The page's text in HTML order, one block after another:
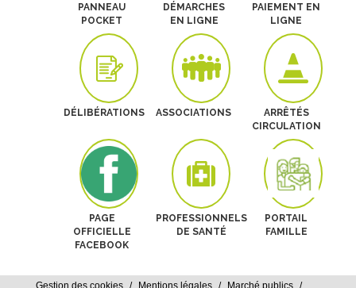
PANNEAU
POCKET
DÉMARCHES
EN LIGNE
PAIEMENT EN
LIGNE
DÉLIBÉRATIONS ASSOCIATIONS
ARRÊTÉS
CIRCULATION
PAGE
OFFICIELLE
FACEBOOK
PROFESSIONNELS
DE SANTÉ
PORTAIL
FAMILLE